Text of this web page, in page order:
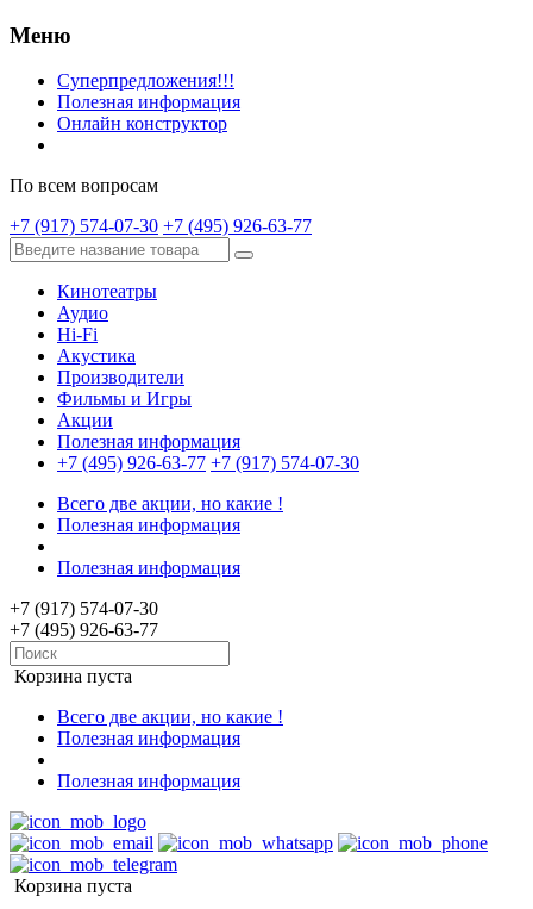
Меню
Суперпредложения!!!
Полезная информация
Онлайн конструктор
По всем вопросам
+7 (917) 574-07-30 +7 (495) 926-63-77
Кинотеатры
Аудио
Hi-Fi
Акустика
Производители
Фильмы и Игры
Акции
Полезная информация
+7 (495) 926-63-77 +7 (917) 574-07-30
Всего две акции, но какие !
Полезная информация
Полезная информация
+7 (917) 574-07-30
+7 (495) 926-63-77
Корзина пуста
Всего две акции, но какие !
Полезная информация
Полезная информация
Корзина пуста